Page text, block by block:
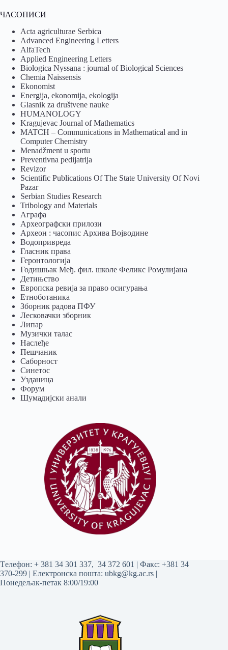
ЧАСОПИСИ
Acta agriculturae Serbica
Advanced Engineering Letters
AlfaTech
Applied Engineering Letters
Biologica Nyssana : journal of Biological Sciences
Chemia Naissensis
Ekonomist
Energija, ekonomija, ekologija
Glasnik za društvene nauke
HUMANOLOGY
Kragujevac Journal of Mathematics
MATCH – Communications in Mathematical and in
Computer Chemistry
Menadžment u sportu
Preventivna pedijatrija
Revizor
Scientific Publications Of The State University Of Novi
Pazar
Serbian Studies Research
Tribology and Materials
Аграфа
Археографски прилози
Археон : часопис Архива Војводине
Водопривреда
Гласник права
Геронтологија
Годишњак Међ. фил. школе Феликс Ромулијана
Детињство
Европска ревија за право осигурања
Eтноботаника
Зборник радова ПФУ
Лесковачки зборник
Липар
Музички талас
Наслеђе
Пешчаник
Саборност
Синетос
Узданица
Форум
Шумадијски анали
Tелефон: + 381 34 301 337, 34 372 601
| Факс: +381 34
370-299 | Електронска пошта: ubkg@kg.ac.rs
Понедељак-петак 8:00/19:00